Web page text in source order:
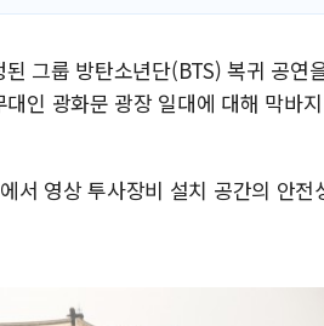
그룹 방탄소년단(BTS) 복귀 공연
인 광화문 광장 일대에 대해 막바
서 영상 투사장비 설치 공간의 안전